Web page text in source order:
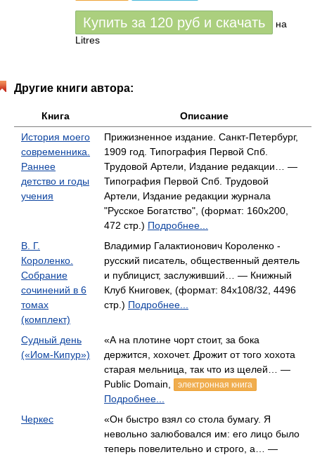
Купить за 120 руб и скачать
на
Litres
Другие книги автора:
Книга
Описание
История моего
современника.
Раннее
детство и годы
учения
Прижизненное издание. Санкт-Петербург,
1909 год. Типография Первой Спб.
Трудовой Артели, Издание редакции… —
Типография Первой Спб. Трудовой
Артели, Издание редакции журнала
"Русское Богатство", (формат: 160x200,
472 стр.) Подробнее...
В. Г.
Короленко.
Собрание
сочинений в 6
томах
(комплект)
Владимир Галактионович Короленко -
русский писатель, общественный деятель
и публицист, заслуживший… — Книжный
Клуб Книговек, (формат: 84x108/32, 4496
стр.) Подробнее...
Судный день
(«Иом-Кипур»)
«А на плотине чорт стоит, за бока
держится, хохочет. Дрожит от того хохота
старая мельница, так что из щелей… —
Public Domain,
электронная книга
Подробнее...
Черкес
«Он быстро взял со стола бумагу. Я
невольно залюбовался им: его лицо было
теперь повелительно и строго, а… —